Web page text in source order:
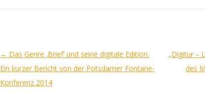
Post
navigation
← Das Genre ‚Brief‘ und seine digitale Edition.
Ein kurzer Bericht von der Potsdamer Fontane-
Konferenz 2014
„Digitur –
des